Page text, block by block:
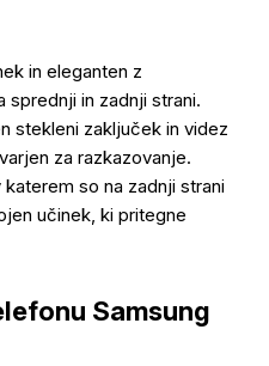
in eleganten z
sprednji in zadnji strani.
stekleni zaključek in videz
za razkazovanje.
so na zadnji strani
učinek, ki pritegne
Samsung